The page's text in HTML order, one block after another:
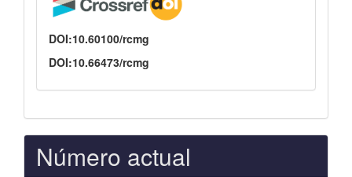
DOI:10.60100/rcmg
DOI:10.66473/rcmg
Número actual